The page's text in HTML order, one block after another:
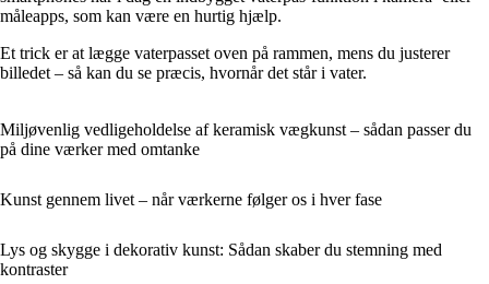
måleapps, som kan være en hurtig hjælp.
Et trick er at lægge vaterpasset oven på rammen, mens du justerer
billedet – så kan du se præcis, hvornår det står i vater.
Miljøvenlig vedligeholdelse af keramisk vægkunst – sådan passer du
på dine værker med omtanke
Kunst gennem livet – når værkerne følger os i hver fase
Lys og skygge i dekorativ kunst: Sådan skaber du stemning med
kontraster